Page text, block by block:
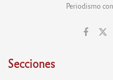
Periodismo
Secciones